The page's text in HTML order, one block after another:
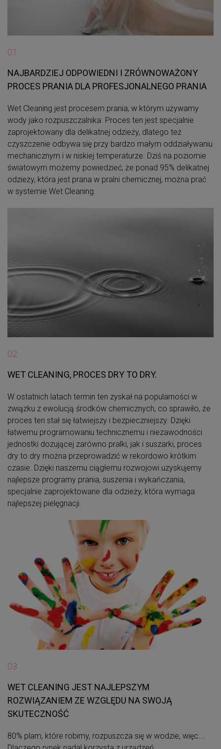
01
NAJBARDZIEJ ODPOWIEDNI I ZRÓWNOWAŻONY
PROCES PRANIA DLA PROFESJONALNEGO PRANIA
Wet Cleaning jest procesem prania, w którym używamy
wody jako rozpuszczalnika. Proces ten jest specjalnie
zaprojektowany dla delikatnej odzieży, dlatego też
czyszczenie odbywa się przy bardzo małym oddziaływaniu
mechanicznym i w niskiej temperaturze. Dziś na poziomie
światowym możemy powiedzieć, że ponad 95% delikatnej
odzieży, która jest prana w pralni chemicznej, można prać
w systemie Wet Cleaning.
02
WET CLEANING, PROCES DRY TO DRY.
W ostatnich latach termin ten zyskał na popularności w
związku z ewolucją środków chemicznych, co sprawiło, że
proces ten stał się łatwiejszy i bezpieczniejszy. Dzięki
łatwemu programowaniu technicznemu i niezawodności
jednostki dozującej zarówno pralki, jak i suszarki, proces
dry to dry można przeprowadzić w rekordowo krótkim
czasie. Dzięki naszemu ciągłemu rozwojowi uzyskujemy
najlepsze programy prania, suszenia i wykańczania,
specjalnie zaprojektowane dla odzieży, która wymaga
najlepszej pielęgnacji.
03
WET CLEANING JEST NAJLEPSZYM
ROZWIĄZANIEM ZE WZGLĘDU NA SWOJĄ
SKUTECZNOŚĆ
80% plam, które robimy, rozpuszcza się w wodzie, więc....